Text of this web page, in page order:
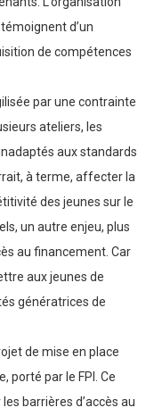
d’un
de compétences
par une contrainte
ateliers, les
aux standards
à terme, affecter la
des jeunes sur le
un autre enjeu, plus
au financement. Car
aux jeunes de
génératrices de
de mise en place
porté par le FPI. Ce
barrières d’accès au